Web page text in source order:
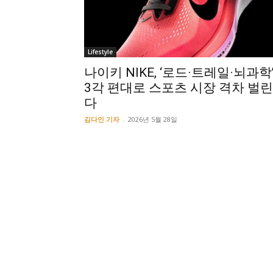
Lifestyle
나이키 NIKE, ‘로드·트레일·뇌과학
3각 편대로 스포츠 시장 격차 벌린
다
김다인 기자 - 2026년 5월 28일